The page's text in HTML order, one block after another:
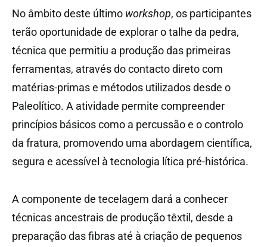
No âmbito deste último workshop, os participantes
terão oportunidade de explorar o talhe da pedra,
técnica que permitiu a produção das primeiras
ferramentas, através do contacto direto com
matérias-primas e métodos utilizados desde o
Paleolítico. A atividade permite compreender
princípios básicos como a percussão e o controlo
da fratura, promovendo uma abordagem científica,
segura e acessível à tecnologia lítica pré-histórica.
A componente de tecelagem dará a conhecer
técnicas ancestrais de produção têxtil, desde a
preparação das fibras até à criação de pequenos